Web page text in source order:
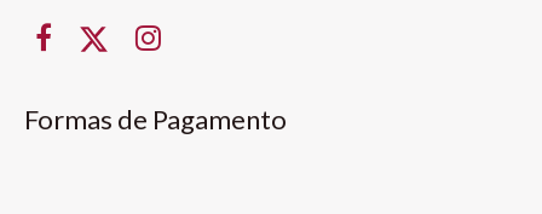
Formas de Pagamento